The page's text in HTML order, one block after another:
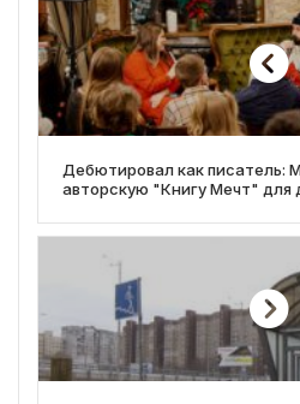
Дебютировал как писатель:
авторскую "Книгу Мечт" для